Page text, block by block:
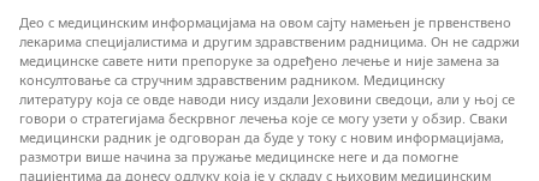
и
контролу
крварења
и
анемије
без
Део с медицинским информацијама на овом сајту намењен је првенствено
лекарима специјалистима и другим здравственим радницима. Он не садржи
медицинске савете нити препоруке за одређено лечење и није замена за
консултовање са стручним здравственим радником. Медицинску
литературу која се овде наводи нису издали Јеховини сведоци, али у њој се
говори о стратегијама бескрвног лечења које се могу узети у обзир. Сваки
медицински радник је одговоран да буде у току с новим информацијама,
размотри више начина за пружање медицинске неге и да помогне
пацијентима да донесу одлуку која је у складу с њиховим медицинским